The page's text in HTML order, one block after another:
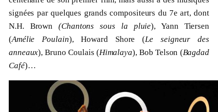
signées par quelques grands compositeurs du 7e art, dont
N.H. Brown(Chantons sous la pluie), Yann Tiersen
(Amélie Poulain), Howard Shore (Le seigneur des
anneaux), Bruno Coulais (Himalaya), Bob Telson (Bagdad
Café)…